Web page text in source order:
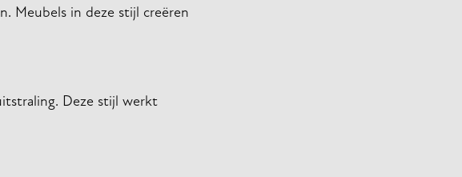
Meubels in deze stijl creëren
Deze stijl werkt